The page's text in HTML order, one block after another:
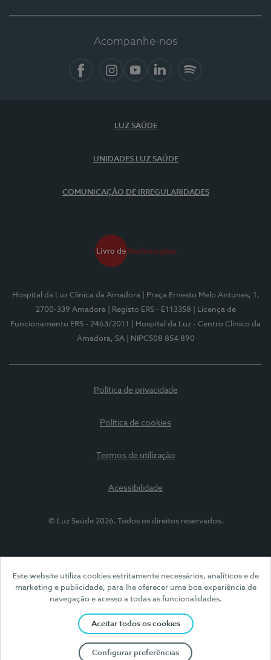
Este website utiliza cookies estritamente necessários, analíticos e de
marketing e publicidade, para lhe oferecer uma boa experiência de
navegação e acesso a todas as funcionalidades.
Aceitar todos os cookies
Configurar preferências
Acompanhe-nos
LUZ SAÚDE
UNIDADES LUZ SAÚDE
COMUNICAÇÃO DE IRREGULARIDADES
Hospital da Luz Clínica da Amadora
| Praça Ernesto Melo Antunes, 1,
2700-339 Amadora
| Registo ERS - E113358
| Licença de
Funcionamento ERS - 2463/2011
| Hospital da Luz - Centro Clínico da
Amadora, SA
| NIPC508 854 890
Política de privacidade
Política de cookies
Termos de utilização
Acessibilidade
© Luz Saúde 2026. Todos os direitos reservados.